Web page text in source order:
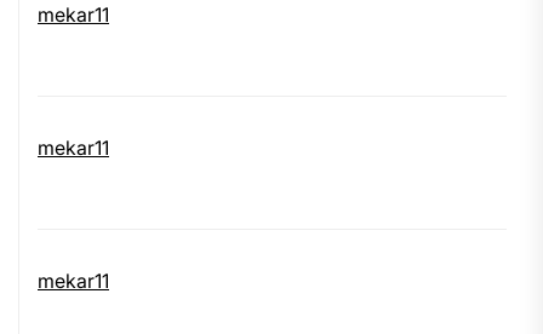
mekar11
mekar11
mekar11